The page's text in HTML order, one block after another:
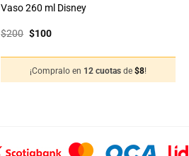
Vaso 260 ml Disney
$200 El
$200.
$100El
$100.
¡Compralo en 12 cuotasde$8!